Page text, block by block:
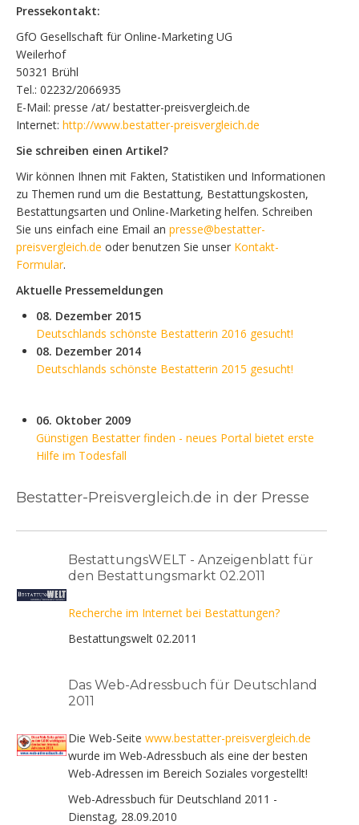
Pressekontakt:
GfO Gesellschaft für Online-Marketing UG
Weilerhof
50321 Brühl
Tel.: 02232/2066935
E-Mail: presse /at/ bestatter-preisvergleich.de
Internet: http://www.bestatter-preisvergleich.de
Sie schreiben einen Artikel?
Wir können Ihnen mit Fakten, Statistiken und Informationen
zu Themen rund um die Bestattung, Bestattungskosten,
Bestattungsarten und Online-Marketing helfen. Schreiben
Sie uns einfach eine Email an presse@bestatter-
preisvergleich.de oder benutzen Sie unser Kontakt-
Formular.
Aktuelle Pressemeldungen
08. Dezember 2015
Deutschlands schönste Bestatterin 2016 gesucht!
08. Dezember 2014
Deutschlands schönste Bestatterin 2015 gesucht!
06. Oktober 2009
Günstigen Bestatter finden - neues Portal bietet erste
Hilfe im Todesfall
Bestatter-Preisvergleich.de in der Presse
BestattungsWELT - Anzeigenblatt für
den Bestattungsmarkt 02.2011
Recherche im Internet bei Bestattungen?
Bestattungswelt 02.2011
Das Web-Adressbuch für Deutschland
2011
Die Web-Seite www.bestatter-preisvergleich.de
wurde im Web-Adressbuch als eine der besten
Web-Adressen im Bereich Soziales vorgestellt!
Web-Adressbuch für Deutschland 2011 -
Dienstag, 28.09.2010